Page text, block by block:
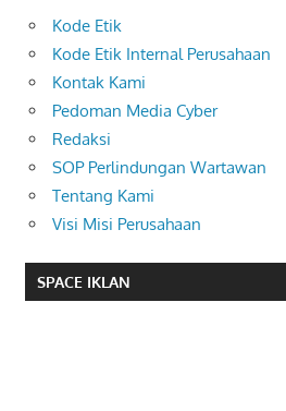
Kode Etik
Kode Etik Internal Perusahaan
Kontak Kami
Pedoman Media Cyber
Redaksi
SOP Perlindungan Wartawan
Tentang Kami
Visi Misi Perusahaan
SPACE IKLAN